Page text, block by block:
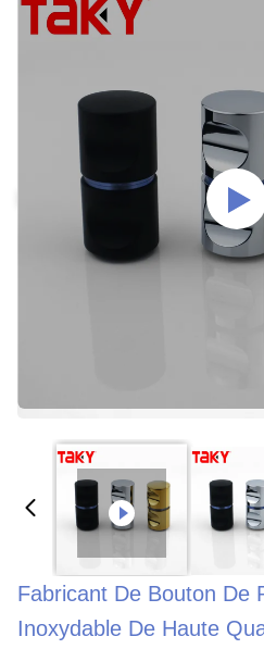
Fabricant De Bouton De
Inoxydable De Haute